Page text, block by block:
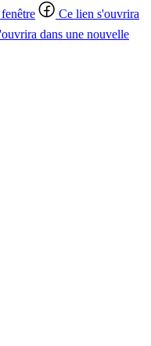
Ce lien s'ouvrira
dans une nouvelle